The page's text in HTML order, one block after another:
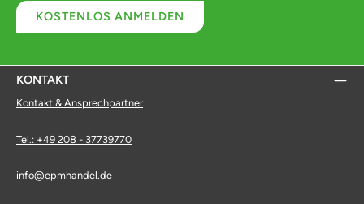
KOSTENLOS ANMELDEN
KONTAKT
Kontakt & Ansprechpartner
Tel.: +49 208 - 37739770
info@epmhandel.de